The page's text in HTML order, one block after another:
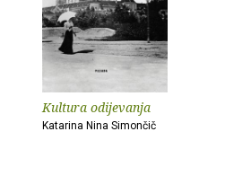
Kultura odijevanja
Katarina Nina Simončič